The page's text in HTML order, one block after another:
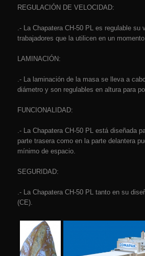
REGULACIÓN DE VELOCIDAD:
.- La Chapatera CH-50 PL es regulable
trabajadores que la utilicen en un
LAMINACIÓN:
.- La laminación de la masa se lleva a
diámetro y son regulables en altura para
FUNCIONALIDAD:
.- La Chapatera CH-50 PL está diseñada
parte trasera como en la parte delantera
mínimo de espacio.
SEGURIDAD:
.- La Chapatera CH-50 PL tanto en su
(CE).